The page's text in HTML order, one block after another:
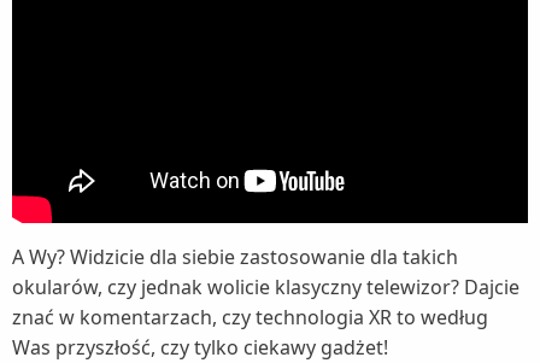
A Wy? Widzicie dla siebie zastosowanie dla takich
okularów, czy jednak wolicie klasyczny telewizor? Dajcie
znać w komentarzach, czy technologia XR to według
Was przyszłość, czy tylko ciekawy gadżet!